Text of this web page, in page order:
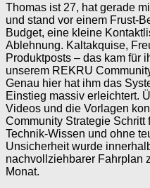
Thomas ist 27, hat gerade
und stand vor einem Frust-
Budget, eine kleine
Ablehnung. Kaltakquise,
Produktposts – das kam für
unserem REKRU
Genau hier hat ihm das
Einstieg massiv erleichtert.
Videos und die Vorlagen
Community Strategie
Technik-Wissen und ohne
Unsicherheit wurde
nachvollziehbarer Fahrplan
Monat.